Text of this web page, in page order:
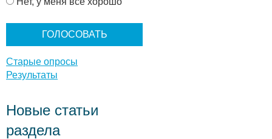
Старые опросы
Результаты
Новые статьи
раздела